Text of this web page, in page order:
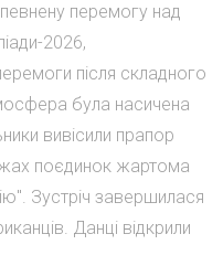
перемогу над
2026,
після складного
була насичена
вивісили прапор
поєдинок жартома
Зустріч завершилася
Данці відкрили